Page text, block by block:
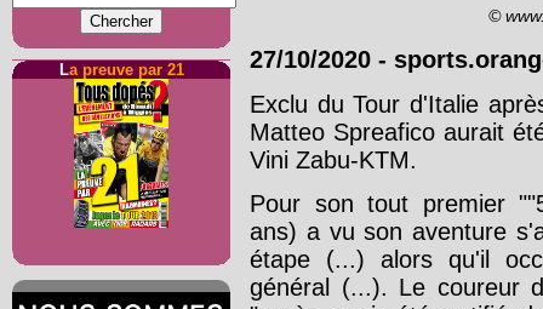
La preuve par 21
©
27/10/2020 -
Exclu du Tour d'Italie
Matteo Spreafico aurait
Vini Zabu-KTM.
Pour son tout premier
ans) a vu son aventure
étape (...) alors qu'il
général (...). Le coureur